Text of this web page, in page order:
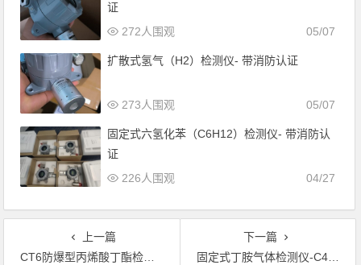
证
05/07
272人围观
扩散式氢气（H2）检测仪- 带消防认证
05/07
273人围观
固定式六氢化苯（C6H12）检测仪- 带消防认
证
04/27
226人围观
上一篇
CT6防爆型丙烯酸丁酯检测仪-带定时检测数据
下一篇
固定式丁胺气体检测仪-C4H11N气体报警器-带三色报警灯